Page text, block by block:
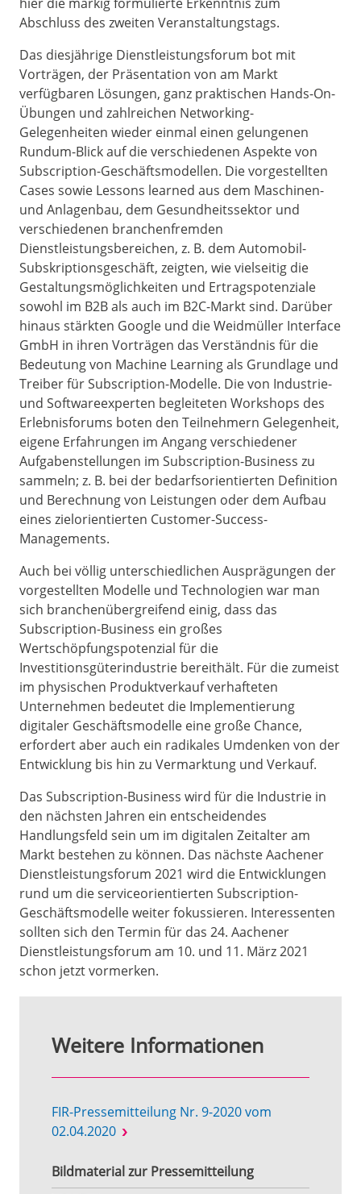
Abschluss des zweiten Veranstaltungstags.
Das diesjährige Dienstleistungsforum bot mit
Vorträgen, der Präsentation von am Markt
verfügbaren Lösungen, ganz praktischen Hands-On-
Übungen und zahlreichen Networking-
Gelegenheiten wieder einmal einen gelungenen
Rundum-Blick auf die verschiedenen Aspekte von
Subscription-Geschäftsmodellen. Die vorgestellten
Cases sowie Lessons learned aus dem Maschinen-
und Anlagenbau, dem Gesundheitssektor und
verschiedenen branchenfremden
Dienstleistungsbereichen, z. B. dem Automobil-
Subskriptionsgeschäft, zeigten, wie vielseitig die
Gestaltungsmöglichkeiten und Ertragspotenziale
sowohl im B2B als auch im B2C-Markt sind. Darüber
hinaus stärkten Google und die Weidmüller Interface
GmbH in ihren Vorträgen das Verständnis für die
Bedeutung von Machine Learning als Grundlage und
Treiber für Subscription-Modelle. Die von Industrie-
und Softwareexperten begleiteten Workshops des
Erlebnisforums boten den Teilnehmern Gelegenheit,
eigene Erfahrungen im Angang verschiedener
Aufgabenstellungen im Subscription-Business zu
sammeln; z. B. bei der bedarfsorientierten Definition
und Berechnung von Leistungen oder dem Aufbau
eines zielorientierten Customer-Success-
Managements.
Auch bei völlig unterschiedlichen Ausprägungen der
vorgestellten Modelle und Technologien war man
sich branchenübergreifend einig, dass das
Subscription-Business ein großes
Wertschöpfungspotenzial für die
Investitionsgüterindustrie bereithält. Für die zumeist
im physischen Produktverkauf verhafteten
Unternehmen bedeutet die Implementierung
digitaler Geschäftsmodelle eine große Chance,
erfordert aber auch ein radikales Umdenken von der
Entwicklung bis hin zu Vermarktung und Verkauf.
Das Subscription-Business wird für die Industrie in
den nächsten Jahren ein entscheidendes
Handlungsfeld sein um im digitalen Zeitalter am
Markt bestehen zu können. Das nächste Aachener
Dienstleistungsforum 2021 wird die Entwicklungen
rund um die serviceorientierten Subscription-
Geschäftsmodelle weiter fokussieren. Interessenten
sollten sich den Termin für das 24. Aachener
Dienstleistungsforum am 10. und 11. März 2021
schon jetzt vormerken.
Weitere Informationen
FIR-Pressemitteilung Nr. 9-2020 vom
02.04.2020
Bildmaterial zur Pressemitteilung